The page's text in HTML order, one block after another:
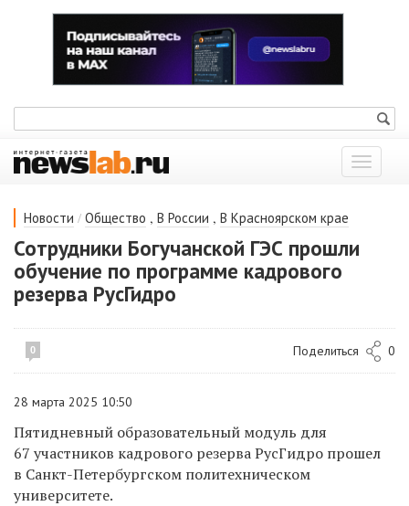
Показать
меню
Новости / Общество , В России , В Красноярском крае
Сотрудники Богучанской ГЭС прошли
обучение по программе кадрового
резерва РусГидро
0 Поделиться 0
28 марта 2025 10:50
Пятидневный образовательный модуль для
67 участников кадрового резерва РусГидро прошел
в Санкт-Петербургском политехническом
университете.